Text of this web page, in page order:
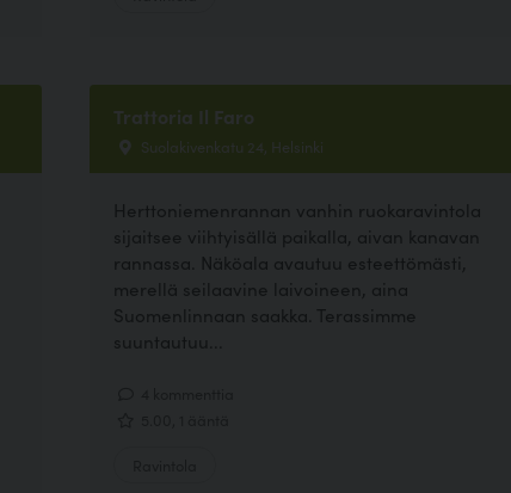
Trattoria Il Faro
Suolakivenkatu 24, Helsinki
Herttoniemenrannan vanhin ruokaravintola
sijaitsee viihtyisällä paikalla, aivan kanavan
rannassa. Näköala avautuu esteettömästi,
merellä seilaavine laivoineen, aina
Suomenlinnaan saakka. Terassimme
suuntautuu...